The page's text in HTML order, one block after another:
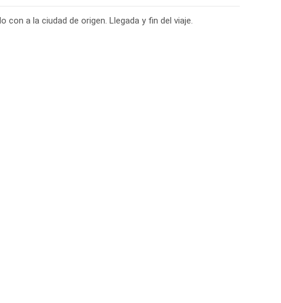
con a la ciudad de origen. Llegada y fin del viaje.